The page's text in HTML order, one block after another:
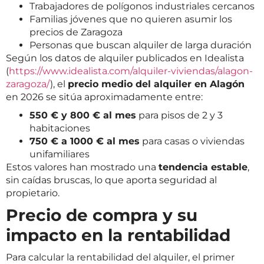
Trabajadores de polígonos industriales cercanos
Familias jóvenes que no quieren asumir los
precios de Zaragoza
Personas que buscan alquiler de larga duración
Según los datos de alquiler publicados en Idealista
(https://www.idealista.com/alquiler-viviendas/alagon-
zaragoza/), el precio medio del alquiler en Alagón
en 2026 se sitúa aproximadamente entre:
550 € y 800 € al mes para pisos de 2 y 3
habitaciones
750 € a 1000 € al mes para casas o viviendas
unifamiliares
Estos valores han mostrado una tendencia estable,
sin caídas bruscas, lo que aporta seguridad al
propietario.
Precio de compra y su
impacto en la rentabilidad
Para calcular la rentabilidad del alquiler, el primer